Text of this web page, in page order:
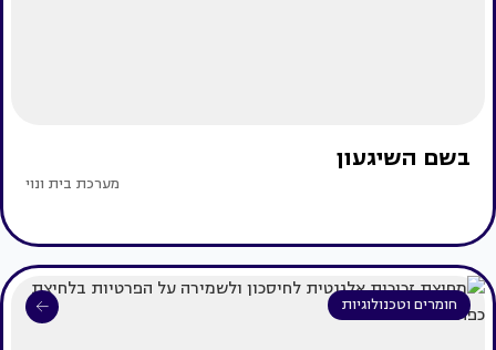
בשם השיגעון
מערכת בית ונוי
חומרים וטכנולוגיות